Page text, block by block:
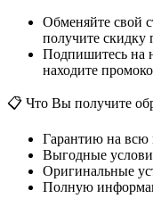
Обменяйте свой
получите
Подпишитесь на
находите
📋 Что Вы получите
Гарантию на
Выгодные
Оригинальные
Полную